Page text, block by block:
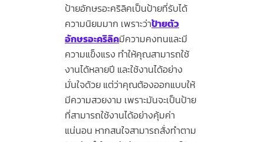
ป้ายอักษรอะคริลิคเป็นป้ายที่รับได้
ความนิยมมาก เพราะว่าป้ายตัว
อักษรอะคริลิคมีความคงทนและมี
ความแข็งแรง ทำให้คุณสามารถใช้
งานได้หลายปี และใช้งานได้อย่าง
มั่นใจด้วย แต่ว่าคุณต้องออกแบบให้
มีความสวยงาม เพราะมันจะเป็นป้าย
ที่สามารถใช้งานได้อย่างคุ้มค่า
แน่นอน หากสนใจสามารถสั่งทำตาม